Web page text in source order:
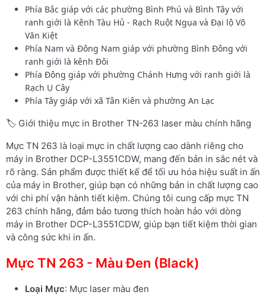
Phía Bắc giáp với các phường Bình Phú và Bình Tây với
ranh giới là Kênh Tàu Hủ - Rạch Ruột Ngụa và Đại lộ Võ
Văn Kiệt
Phía Nam và Đông Nam giáp với phường Bình Đông với
ranh giới là kênh Đôi
Phía Đông giáp với phường Chánh Hưng với ranh giới là
Rạch Ụ Cây
Phía Tây giáp với xã Tân Kiên và phường An Lạc
🏷️ Giới thiệu mực in Brother TN-263 laser màu chính hãng
Mực TN 263 là loại mực in chất lượng cao dành riêng cho
máy in Brother DCP-L3551CDW, mang đến bản in sắc nét và
rõ ràng. Sản phẩm được thiết kế để tối ưu hóa hiệu suất in ấn
của máy in Brother, giúp bạn có những bản in chất lượng cao
với chi phí vận hành tiết kiệm. Chúng tôi cung cấp mực TN
263 chính hãng, đảm bảo tương thích hoàn hảo với dòng
máy in Brother DCP-L3551CDW, giúp bạn tiết kiệm thời gian
và công sức khi in ấn.
Mực TN 263 - Màu Đen (Black)
Loại Mực: Mực laser màu đen